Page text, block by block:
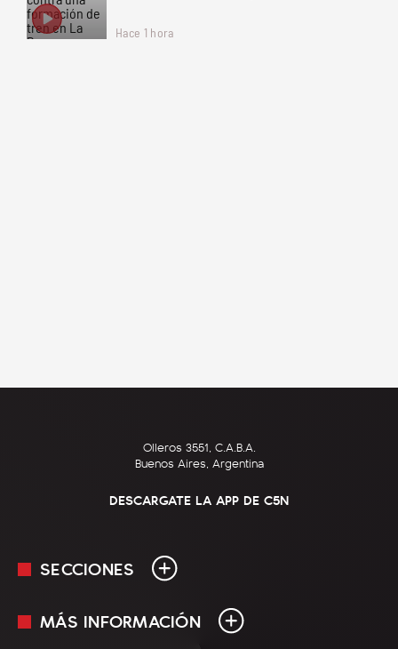
Hace 1 hora
Olleros 3551, C.A.B.A.
Buenos Aires, Argentina
DESCARGATE LA APP DE C5N
SECCIONES
En Vivo
MÁS INFORMACIÓN